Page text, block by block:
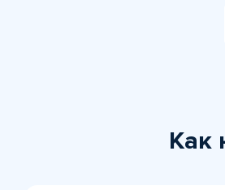
Как